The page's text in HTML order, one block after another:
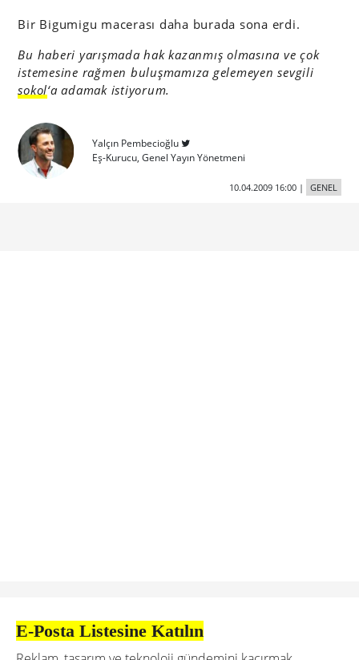
Bir Bigumigu macerası daha burada sona erdi.
Bu haberi yarışmada hak kazanmış olmasına ve çok
istemesine rağmen buluşmamıza gelemeyen sevgili
sokol‘a adamak istiyorum.
Yalçın Pembecioğlu
Eş-Kurucu, Genel Yayın Yönetmeni
10.04.2009 16:00| GENEL
E-Posta Listesine Katılın